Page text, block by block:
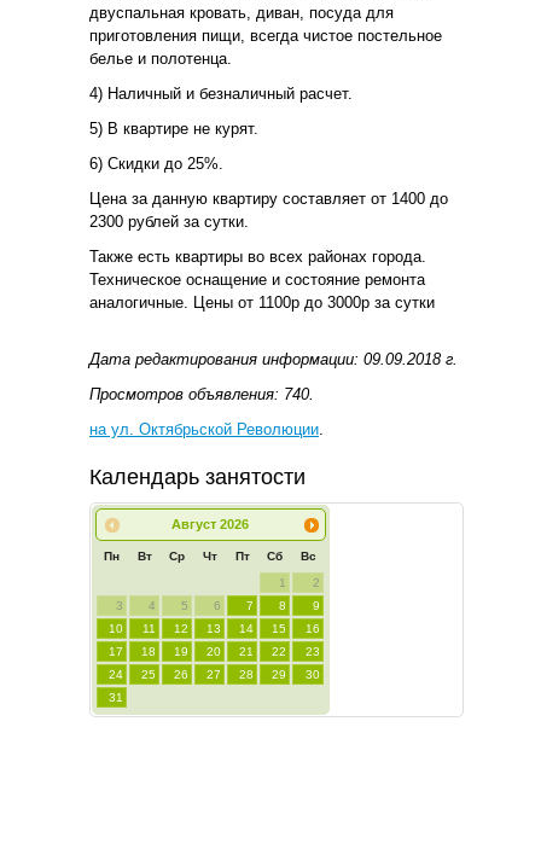
двуспальная кровать, диван, посуда для
приготовления пищи, всегда чистое постельное
белье и полотенца.
4) Наличный и безналичный расчет.
5) В квартире не курят.
6) Скидки до 25%.
Цена за данную квартиру составляет от 1400 до
2300 рублей за сутки.
Также есть квартиры во всех районах города.
Техническое оснащение и состояние ремонта
аналогичные. Цены от 1100р до 3000р за сутки
Дата редактирования информации: 09.09.2018 г.
Просмотров объявления: 740.
на ул. Октябрьской Революции
Календарь занятости
Август 2026
Пн Вт Ср Чт Пт Сб Вс
1
2
3
4 5 6 7 8
9
10
11 12 13 14 15
16
17
18 19 20 21 22
23
24
25 26 27 28 29
30
31